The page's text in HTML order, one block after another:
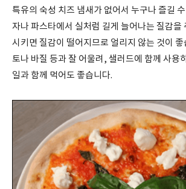
특유의 숙성 치즈 냄새가 없어서 누구나 즐길
자나 파스타에서 실처럼 길게 늘어나는 질감을
시키면 질감이 떨어지므로 얼리지 않는 것이
토나 바질 등과 잘 어울려, 샐러드에 함께 사용
일과 함께 먹어도 좋습니다.